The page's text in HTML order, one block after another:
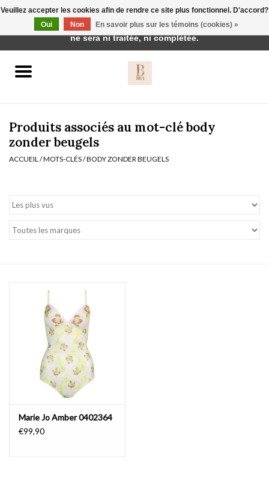
vêtements de nuit
Homewear
Lingerie-accessoires
Cartes-cadeaux
Produits associés au mot-clé body
zonder beugels
ACCUEIL /MOTS-CLÉS/BODY ZONDER BEUGELS
Marie Jo Amber 0402364
€99,90
Veuillez accepter les cookies afin de rendre ce site plus fonctionnel. D'accord?
Oui
Non En savoir plus sur les témoins (cookies) »
Cette boutique est en construction. Toute commande passée
ne sera ni traitée, ni complétée.